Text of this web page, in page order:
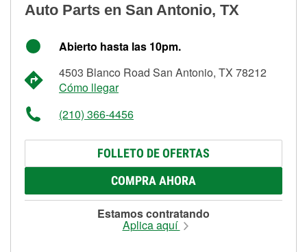
Auto Parts en San Antonio, TX
Abierto hasta las 10pm.
4503 Blanco Road San Antonio, TX 78212
Cómo llegar
(210) 366-4456
FOLLETO DE OFERTAS
COMPRA AHORA
Estamos contratando
Aplica aquí